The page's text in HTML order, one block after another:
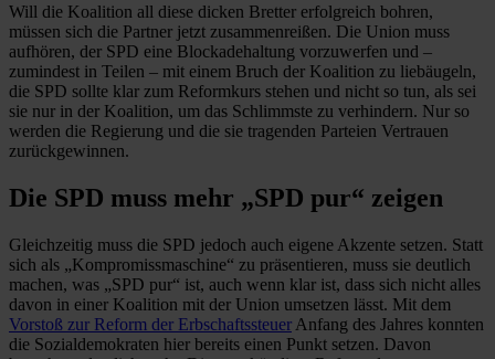
Will die Koalition all diese dicken Bretter erfolgreich bohren,
müssen sich die Partner jetzt zusammenreißen. Die Union muss
aufhören, der SPD eine Blockadehaltung vorzuwerfen und –
zumindest in Teilen – mit einem Bruch der Koalition zu liebäugeln,
die SPD sollte klar zum Reformkurs stehen und nicht so tun, als sei
sie nur in der Koalition, um das Schlimmste zu verhindern. Nur so
werden die Regierung und die sie tragenden Parteien Vertrauen
zurückgewinnen.
Die SPD muss mehr „SPD pur“ zeigen
Gleichzeitig muss die SPD jedoch auch eigene Akzente setzen. Statt
sich als „Kompromissmaschine“ zu präsentieren, muss sie deutlich
machen, was „SPD pur“ ist, auch wenn klar ist, dass sich nicht alles
davon in einer Koalition mit der Union umsetzen lässt. Mit dem
Vorstoß zur Reform der Erbschaftssteuer Anfang des Jahres konnten
die Sozialdemokraten hier bereits einen Punkt setzen. Davon